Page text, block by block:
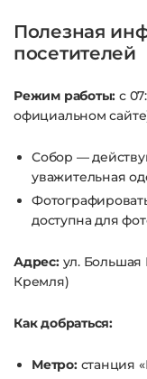
Полезная
посетителей
Режим работы:с
официальном
Собор —
уважительная
доступна для
Адрес: ул. Большая
Кремля)
Как добраться:
Метро:станция